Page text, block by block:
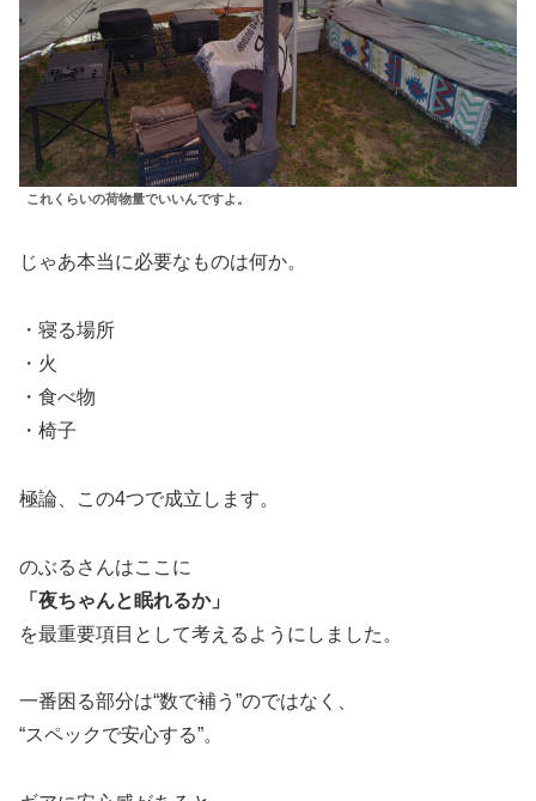
これくらいの荷物量でいいんですよ。
じゃあ本当に必要なものは何か。
・寝る場所
・火
・食べ物
・椅子
極論、この4つで成立します。
のぶるさんはここに
「夜ちゃんと眠れるか」
を最重要項目として考えるようにしました。
一番困る部分は“数で補う”のではなく、
“スペックで安心する”。